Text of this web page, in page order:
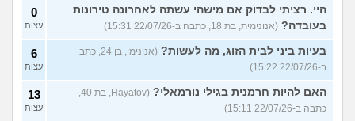
היי. רציתי לבדוק אם מישהי עשתה לאחרונה טירונות
בעובדה? (אנונימית, בת 18, כתבה ב-22/07/26 15:31)
0
עצות
בעיות ביני לבית הזוג, מה לעשות?
(אנונימי, בן 24, כתב
ב-22/07/26 15:22)
6
עצות
האם להיות חרמנית בגילי נורמאלי?
(Hayatov, בת 40,
כתבה ב-22/07/26 15:11)
13
עצות